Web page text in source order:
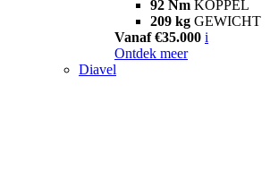
92 Nm KOPPEL
209 kg GEWICHT
Vanaf €35.000 i
Ontdek meer
Diavel